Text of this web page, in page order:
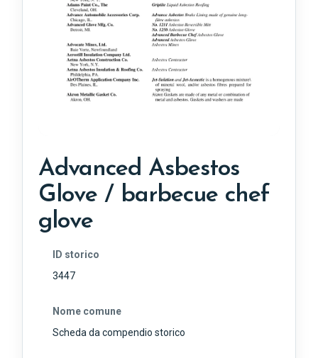
Advanced Asbestos
Glove / barbecue chef
glove
ID storico
3447
Nome comune
Scheda da compendio storico